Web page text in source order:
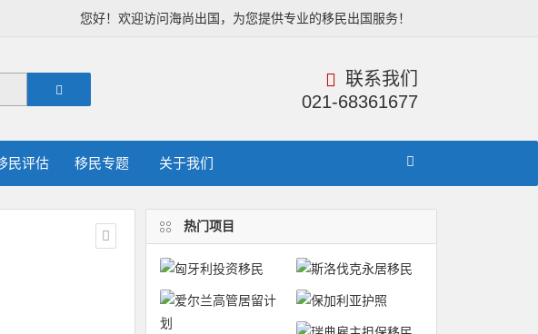
您好！欢迎访问海尚出国，为您提供专业的移民出国服务！
联系我们
021-68361677
民评估 移民专题 关于我们
热门项目